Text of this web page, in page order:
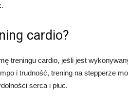
cardio?
treningu cardio, jeśli jest
i trudność, trening na stepperze
serca i płuc.